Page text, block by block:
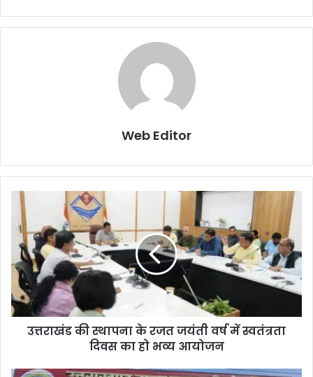
Web Editor
उत्तराखंड की स्थापना के रजत जयंती वर्ष में स्वतंत्रता
दिवस का हो भव्य आयोजन